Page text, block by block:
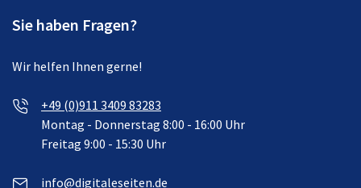
Sie haben Fragen?
Wir helfen Ihnen gerne!
+49 (0)911 3409 83283
Montag - Donnerstag 8:00 - 16:00 Uhr
Freitag 9:00 - 15:30 Uhr
info@digitaleseiten.de